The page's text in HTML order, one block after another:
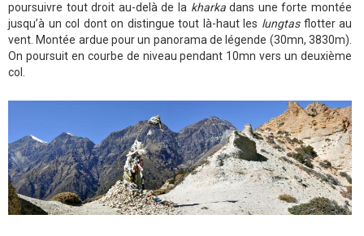
poursuivre tout droit au-delà de la kharkadans une forte montée
jusqu’à un col dont on distingue tout là-haut les lungtasflotter au
vent. Montée ardue pour un panorama de légende (30mn, 3830m).
On poursuit en courbe de niveau pendant 10mn vers un deuxième
col.